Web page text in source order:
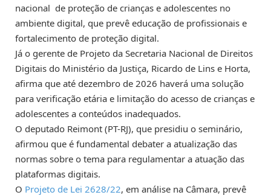
nacional de proteção de crianças e adolescentes no
ambiente digital, que prevê educação de profissionais e
fortalecimento de proteção digital.
Já o gerente de Projeto da Secretaria Nacional de Direitos
Digitais do Ministério da Justiça, Ricardo de Lins e Horta,
afirma que até dezembro de 2026 haverá uma solução
para verificação etária e limitação do acesso de crianças e
adolescentes a conteúdos inadequados.
O deputado Reimont (PT-RJ), que presidiu o seminário,
afirmou que é fundamental debater a atualização das
normas sobre o tema para regulamentar a atuação das
plataformas digitais.
O Projeto de Lei 2628/22, em análise na Câmara, prevê